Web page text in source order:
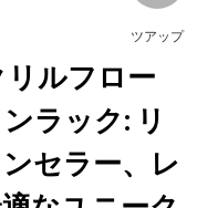
ルフロー
ラック: リ
セラー、レ